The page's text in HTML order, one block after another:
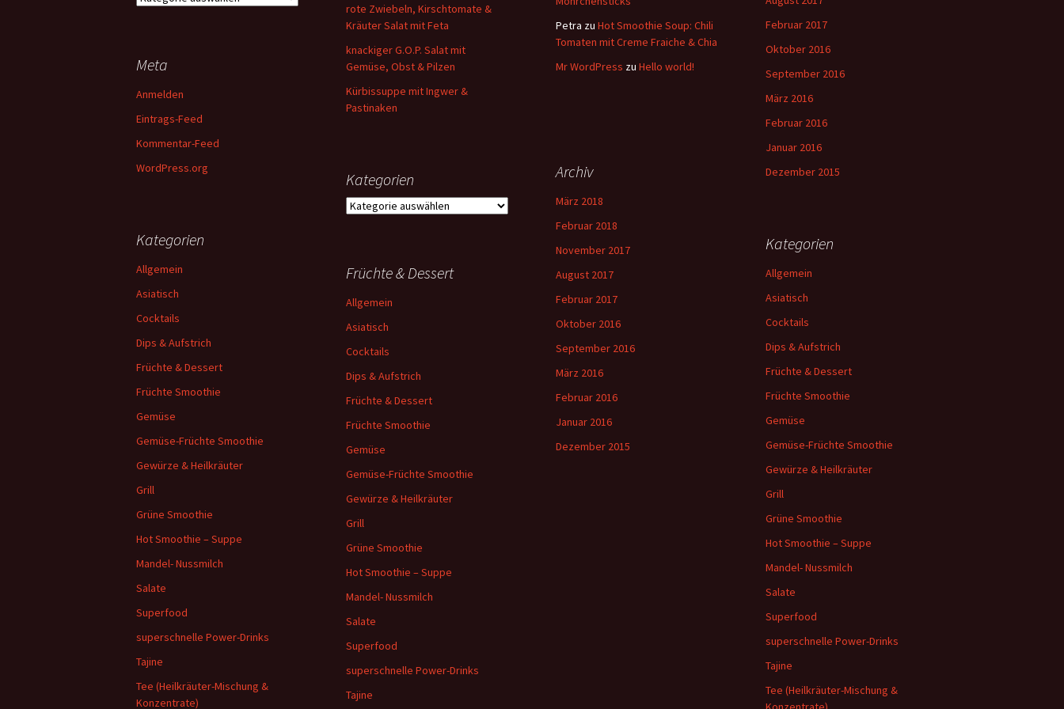
rote Zwiebeln, Kirschtomate &
Kräuter Salat mit Feta
knackiger G.O.P. Salat mit
Gemüse, Obst & Pilzen
Kürbissuppe mit Ingwer &
Pastinaken
Petra zu Hot Smoothie Soup: Chili
Tomaten mit Creme Fraiche & Chia
Mr WordPress zu Hello world!
Februar 2017
Oktober 2016
September 2016
März 2016
Februar 2016
Januar 2016
Dezember 2015
Meta
Anmelden
Eintrags-Feed
Kommentar-Feed
WordPress.org
Archiv
März 2018
Februar 2018
November 2017
August 2017
Februar 2017
Oktober 2016
September 2016
März 2016
Februar 2016
Januar 2016
Dezember 2015
Kategorien
Kategorien
Kategorien
Allgemein
Asiatisch
Cocktails
Dips & Aufstrich
Früchte & Dessert
Früchte Smoothie
Gemüse
Gemüse-Früchte Smoothie
Gewürze & Heilkräuter
Grill
Grüne Smoothie
Hot Smoothie – Suppe
Mandel- Nussmilch
Salate
Superfood
superschnelle Power-Drinks
Tajine
Tee (Heilkräuter-Mischung &
Konzentrate)
Kategorien
Allgemein
Asiatisch
Cocktails
Dips & Aufstrich
Früchte & Dessert
Früchte Smoothie
Gemüse
Gemüse-Früchte Smoothie
Gewürze & Heilkräuter
Grill
Grüne Smoothie
Hot Smoothie – Suppe
Mandel- Nussmilch
Salate
Superfood
superschnelle Power-Drinks
Tajine
Tee (Heilkräuter-Mischung &
Früchte & Dessert
Allgemein
Asiatisch
Cocktails
Dips & Aufstrich
Früchte & Dessert
Früchte Smoothie
Gemüse
Gemüse-Früchte Smoothie
Gewürze & Heilkräuter
Grill
Grüne Smoothie
Hot Smoothie – Suppe
Mandel- Nussmilch
Salate
Superfood
superschnelle Power-Drinks
Tajine